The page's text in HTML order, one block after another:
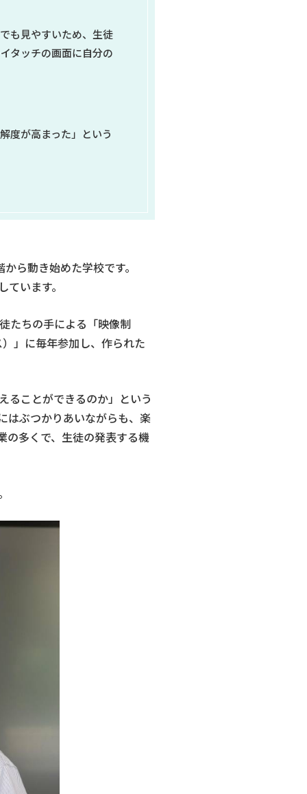
も見やすいため、生徒
タッチの画面に自分の
度が高まった」という
ら動き始めた学校です。
います。
たちの手による「映像制
」に毎年参加し、作られた
ることができるのか」という
はぶつかりあいながらも、楽
の多くで、生徒の発表する機